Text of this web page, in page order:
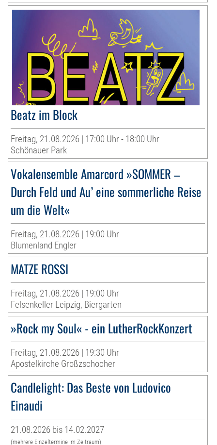
Beatz im Block
Freitag, 21.08.2026 | 17:00 Uhr - 18:00 Uhr
Schönauer Park
Vokalensemble Amarcord »SOMMER –
Durch Feld und Au’ eine sommerliche Reise
um die Welt«
Freitag, 21.08.2026 | 19:00 Uhr
Blumenland Engler
MATZE ROSSI
Freitag, 21.08.2026 | 19:00 Uhr
Felsenkeller Leipzig, Biergarten
»Rock my Soul« - ein LutherRockKonzert
Freitag, 21.08.2026 | 19:30 Uhr
Apostelkirche Großzschocher
Candlelight: Das Beste von Ludovico
Einaudi
21.08.2026 bis 14.02.2027
(mehrere Einzeltermine im Zeitraum)